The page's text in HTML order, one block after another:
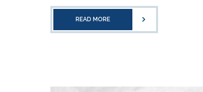
READ MORE